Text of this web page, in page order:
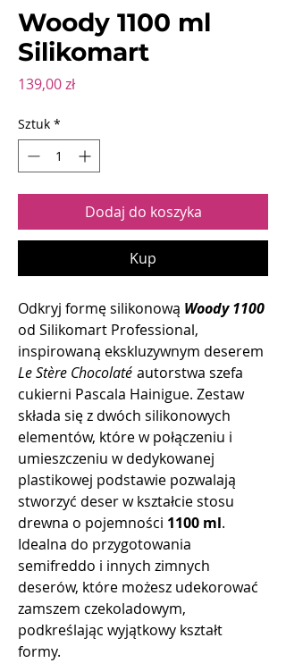
Woody 1100 ml
Silikomart
139,00 złCena
Sztuk *
Dodaj do koszyka
Kup
Odkryj formę silikonową Woody 1100
od Silikomart Professional,
inspirowaną ekskluzywnym deserem
Le Stère Chocolaté autorstwa szefa
cukierni Pascala Hainigue. Zestaw
składa się z dwóch silikonowych
elementów, które w połączeniu i
umieszczeniu w dedykowanej
plastikowej podstawie pozwalają
stworzyć deser w kształcie stosu
drewna o pojemności 1100 ml.
Idealna do przygotowania
semifreddo i innych zimnych
deserów, które możesz udekorować
zamszem czekoladowym,
podkreślając wyjątkowy kształt
formy.